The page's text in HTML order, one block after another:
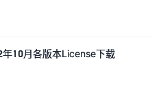
10月各版本License下载